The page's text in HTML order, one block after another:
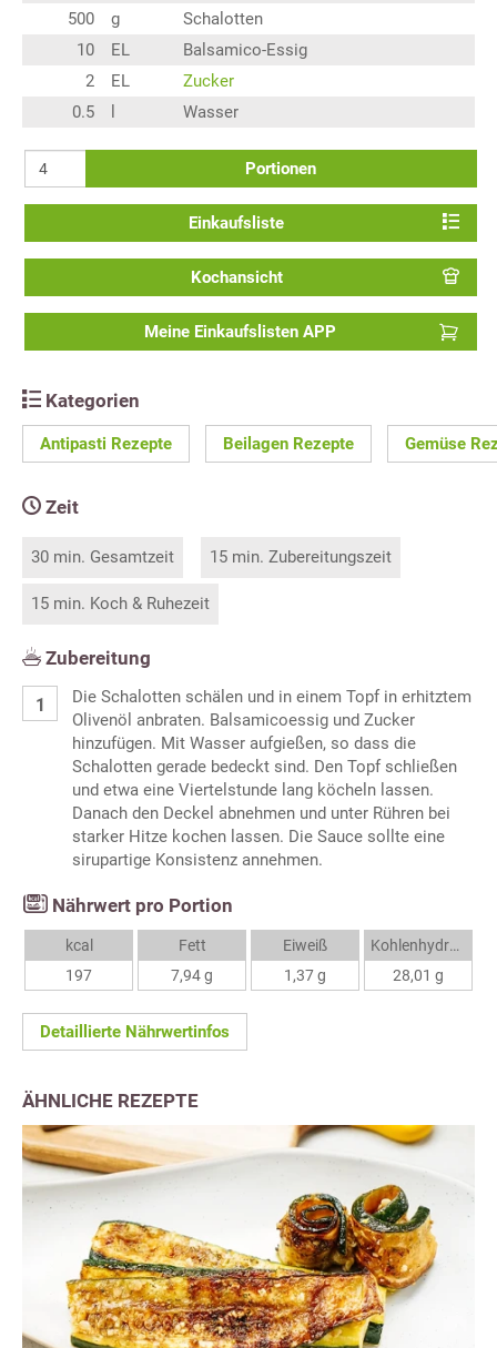
500
g
Schalotten
10
EL
Balsamico-Essig
2
EL
Zucker
0.5
Wasser
Portionen
Einkaufsliste
Kochansicht
Meine Einkaufslisten APP
Kategorien
Antipasti Rezepte Beilagen Rezepte Gemüse
Zeit
30 min. Gesamtzeit 15 min. Zubereitungszeit
15 min. Koch & Ruhezeit
Zubereitung
Die Schalotten schälen und in einem Topf in erhitztem
Olivenöl anbraten. Balsamicoessig und Zucker
hinzufügen. Mit Wasser aufgießen, so dass die
Schalotten gerade bedeckt sind. Den Topf schließen
und etwa eine Viertelstunde lang köcheln lassen.
Danach den Deckel abnehmen und unter Rühren bei
starker Hitze kochen lassen. Die Sauce sollte eine
sirupartige Konsistenz annehmen.
Nährwert pro Portion
kcal
197
Fett
7,94 g
Eiweiß
1,37 g
Kohlenhydrate
28,01 g
Detaillierte Nährwertinfos
ÄHNLICHE REZEPTE